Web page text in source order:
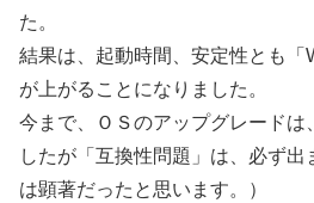
た。
結果は、起動時間、安定性とも
が上がることになりました。
今まで、ＯＳのアップグレードは
したが「互換性問題」は、必ず
は顕著だったと思います。）